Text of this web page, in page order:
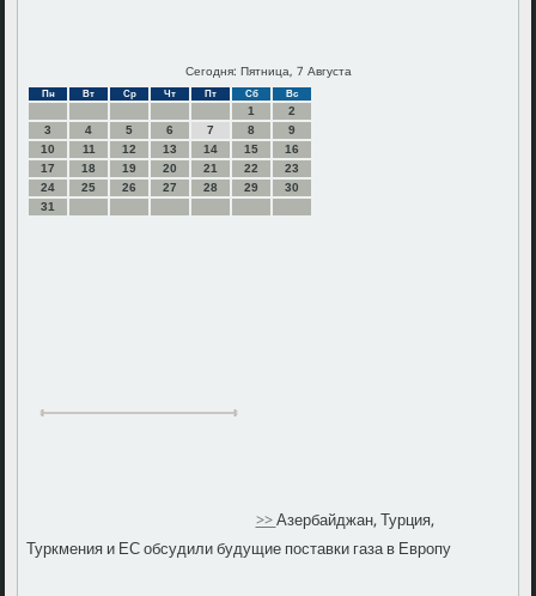
Сегодня: Пятница, 7 Августа
Пн Вт Ср Чт Пт Сб Вс
1
2
3
4 5 6 7 8
9
10
11 12 13 14 15
16
17
18 19 20 21 22
23
24
25 26 27 28 29
30
31
>>Азербайджан, Турция,
Туркмения и ЕС обсудили будущие поставки газа в Европу